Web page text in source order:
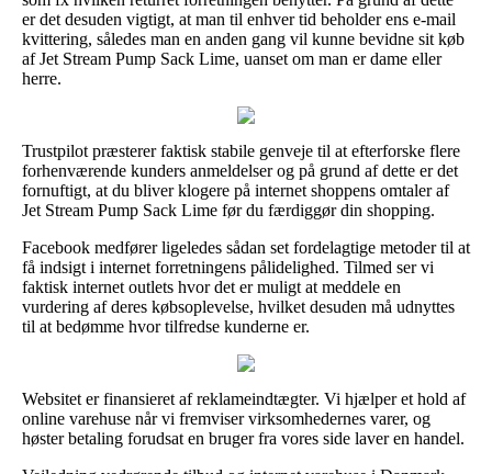
er det desuden vigtigt, at man til enhver tid beholder ens e-mail
kvittering, således man en anden gang vil kunne bevidne sit køb
af Jet Stream Pump Sack Lime, uanset om man er dame eller
herre.
Trustpilot præsterer faktisk stabile genveje til at efterforske flere
forhenværende kunders anmeldelser og på grund af dette er det
fornuftigt, at du bliver klogere på internet shoppens omtaler af
Jet Stream Pump Sack Lime før du færdiggør din shopping.
Facebook medfører ligeledes sådan set fordelagtige metoder til at
få indsigt i internet forretningens pålidelighed. Tilmed ser vi
faktisk internet outlets hvor det er muligt at meddele en
vurdering af deres købsoplevelse, hvilket desuden må udnyttes
til at bedømme hvor tilfredse kunderne er.
Websitet er finansieret af reklameindtægter. Vi hjælper et hold af
online varehuse når vi fremviser virksomhedernes varer, og
høster betaling forudsat en bruger fra vores side laver en handel.